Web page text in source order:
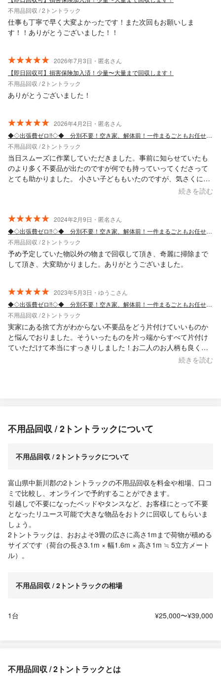
不用品回収 / 2トントラック
仕事も丁寧で早く大変よかったです！また次回もお願いしま
す！！ありがとうございました！！
2026年7月3日・匿名さん
【即日回収可】損害保険加入済！少量〜大量まで回収します！
不用品回収 / 2トントラック
ありがとうございました！
2026年4月2日・匿名さん
◆◇出張費ゼロ!!◇◆ 分別不要！空き家、解体前！一件まるごともお任せください！
不用品回収 / 2トントラック
当日スムーズに作業していただきました。事前に知らせていたも
のより多く不要品が出たのですが何でも持っていってくださって
とても助かりました。 小さい子どももいたのですが、気さくに声
続きを読む
2024年2月9日・匿名さん
◆◇出張費ゼロ!!◇◆ 分別不要！空き家、解体前！一件まるごともお任せください！
不用品回収 / 2トントラック
予め予定していた物以外の物まで回収して頂き、奇麗に掃除まで
して頂き、大変助かりました。ありがとうございました。
2023年5月3日・ゆうこさん
◆◇出張費ゼロ!!◇◆ 分別不要！空き家、解体前！一件まるごともお任せください！
不用品回収 / 2トントラック
実家にある捨て方がわからない不要品をどう片付けていいものか
と悩んでおりました。そういったものを片っ端からすべて片付け
ていただけて本当にすっきりしました！お二人のお人柄も良く、
終始気持ち良く過ごすことができました。迷っている方がいた
続きを読む
不用品回収 / 2トントラックについて
不用品回収 / 2トントラックについて
富山県中新川郡の2トントラックの不用品回収を料金や相場、口コ
ミで比較し、オンラインで予約することができます。
引越しで不要になったベッドやタンスなど、お客様にとって不要
となったリユース可能で大きな物品をおトクに回収してもらいま
しょう。
2トントラックは、おおよそ3畳の広さに高さ1mまで荷物が積める
サイズです（荷台の長さ3.1m × 幅1.6m × 高さ1m ≒ 5立方メート
ル）。
不用品回収 / 2トントラックの相場
1台 ¥25,000〜¥39,000
不用品回収 / 2トントラックとは